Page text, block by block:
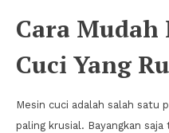
Cara Mudah
Cuci Yang
Mesin cuci adalah salah satu
paling krusial. Bayangkan